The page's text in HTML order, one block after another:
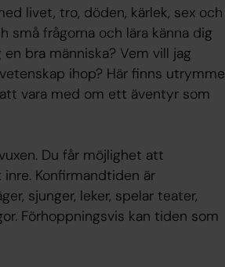
livet, tro, döden, kärlek, sex och
små frågorna och lära känna dig
bra människa? Vem vill jag
ihop? Här finns utrymme
vara med om ett äventyr som
Du får möjlighet att
Konfirmandtiden är
sjunger, leker, spelar teater,
Förhoppningsvis kan tiden som